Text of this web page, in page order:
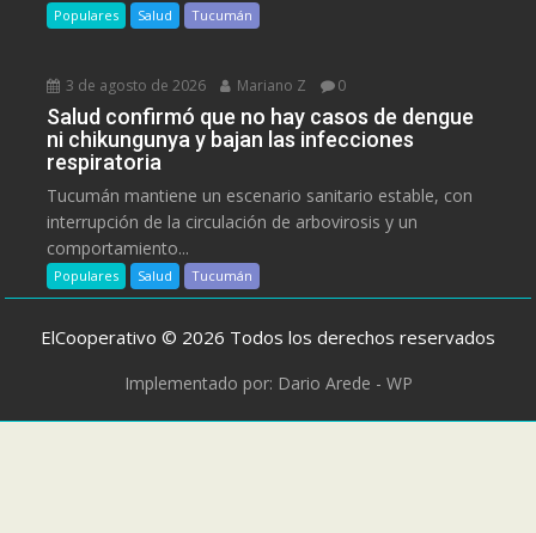
Populares Salud Tucumán
3 de agosto de 2026 Mariano Z 0
Salud confirmó que no hay casos de dengue
ni chikungunya y bajan las infecciones
respiratoria
Tucumán mantiene un escenario sanitario estable, con
interrupción de la circulación de arbovirosis y un
comportamiento...
Populares Salud Tucumán
ElCooperativo © 2026 Todos los derechos reservados